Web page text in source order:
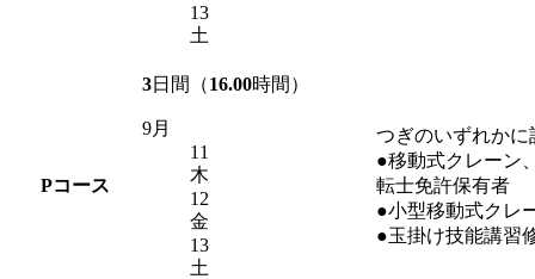
13
土
Pコース
3日間（16.00時間）
9月
11
木
12
金
13
土
つぎのいずれかに
●移動式クレーン
転士免許保有者
●小型移動式クレ
●玉掛け技能講習